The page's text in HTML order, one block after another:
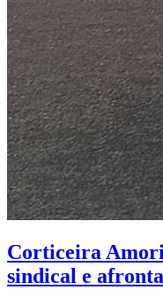
Corticeira
sindical e